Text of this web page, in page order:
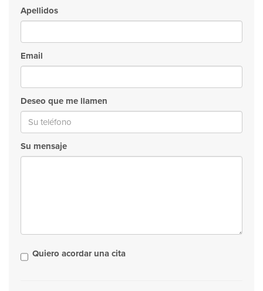
Apellidos
Email
Deseo que me llamen
Su mensaje
Quiero acordar una cita